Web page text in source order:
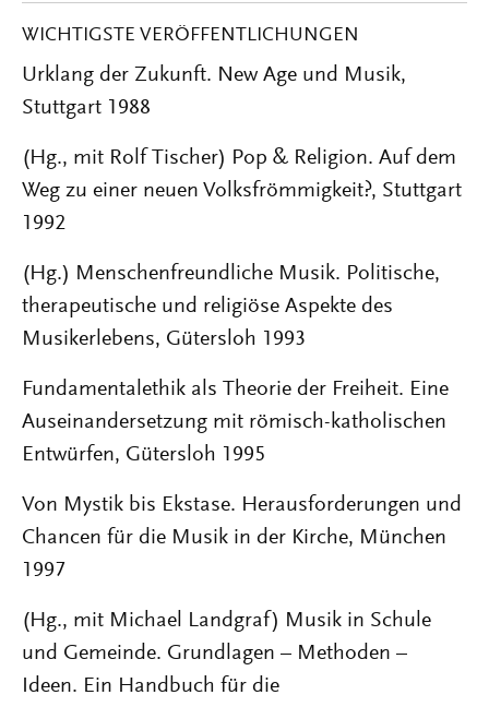
WICHTIGSTE VERÖFFENTLICHUNGEN
Urklang der Zukunft. New Age und Musik,
Stuttgart 1988
(Hg., mit Rolf Tischer) Pop & Religion. Auf dem
Weg zu einer neuen Volksfrömmigkeit?, Stuttgart
1992
(Hg.) Menschenfreundliche Musik. Politische,
therapeutische und religiöse Aspekte des
Musikerlebens, Gütersloh 1993
Fundamentalethik als Theorie der Freiheit. Eine
Auseinandersetzung mit römisch-katholischen
Entwürfen, Gütersloh 1995
Von Mystik bis Ekstase. Herausforderungen und
Chancen für die Musik in der Kirche, München
1997
(Hg., mit Michael Landgraf) Musik in Schule
und Gemeinde. Grundlagen – Methoden –
Ideen. Ein Handbuch für die